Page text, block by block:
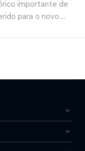
importante de
para o novo